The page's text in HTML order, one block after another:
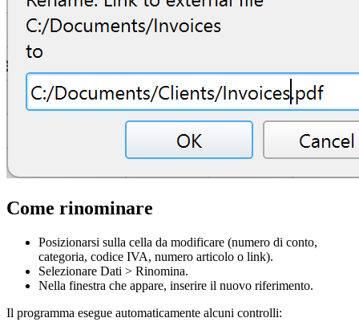
Come rinominare
Posizionarsi sulla cella da modificare (numero di conto,
categoria, codice IVA, numero articolo o link).
Selezionare Dati > Rinomina.
Nella finestra che appare, inserire il nuovo riferimento.
Il programma esegue automaticamente alcuni controlli: